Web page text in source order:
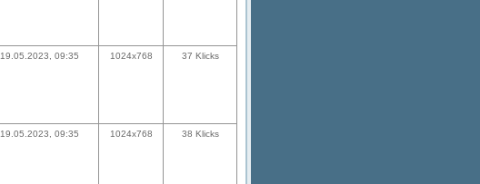
19.05.2023, 09:35 1024x768 37 Klicks
19.05.2023, 09:35 1024x768 38 Klicks